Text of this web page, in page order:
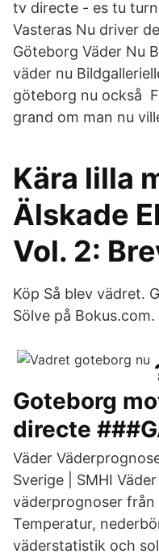
tv directe - es tu
Vasteras Nu driver
Göteborg Väder Nu
väder nu
göteborg nu också
grand om man nu
Kära lilla
Älskade
Vol. 2:
Köp Så blev vädret.
Sölve på Bokus.com.
Goteborg
directe
Väder
Sverige | SMHI
väderprognoser från
Temperatur,
väderstatistik och